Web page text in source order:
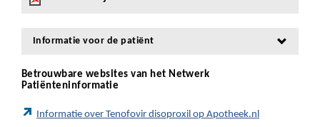
Informatie voor de patiënt
Betrouwbare websites van het Netwerk
Patiënteninformatie
Informatie over Tenofovir disoproxil op Apotheek.nl